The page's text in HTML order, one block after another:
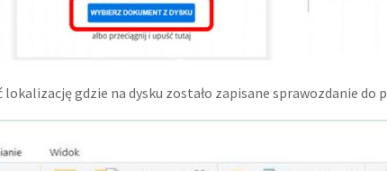
gdzie na dysku zostało zapisane sprawozdanie do